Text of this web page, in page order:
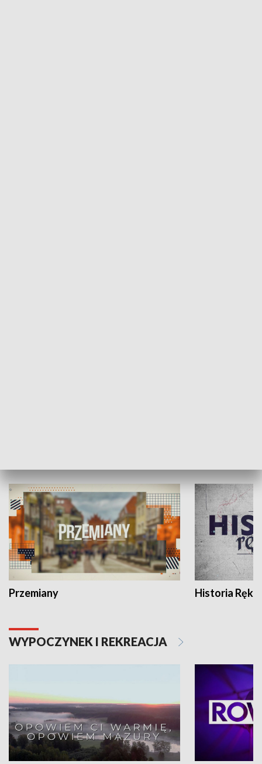
Przemiany Historia Ręką
WYPOCZYNEK I REKREACJA